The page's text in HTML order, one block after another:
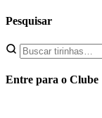
Pesquisar
Entre para o Clube